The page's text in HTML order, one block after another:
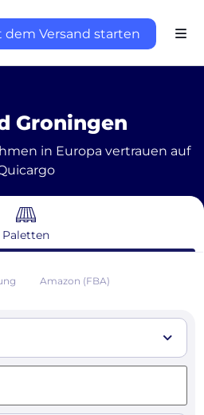
dem Versand starten
Groningen
in Europa vertrauen auf
Paletten
Amazon (FBA)